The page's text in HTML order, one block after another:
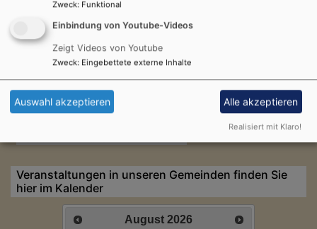
viele hilfreiche Hinweise.
Veranstaltungen in unseren Gemeinden finden Sie
hier im Kalender
August 2026
Zweck: Funktional
Einbindung von Youtube-Videos
Zeigt Videos von Youtube
Zweck: Eingebettete externe Inhalte
Auswahl akzeptieren Alle akzeptieren
Realisiert mit Klaro!